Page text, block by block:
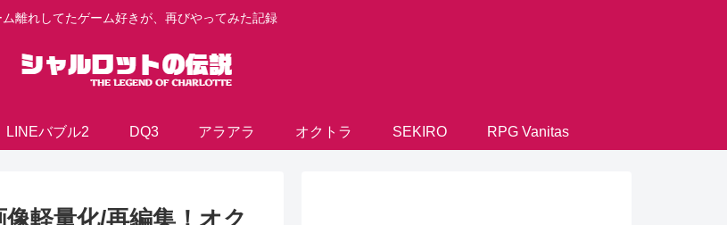
ム離れしてたゲーム好きが、再びやってみた記録
LINEバブル2 DQ3 アラアラ オクトラ SEKIRO RPG Vanitas
軽量化/再編集！オク